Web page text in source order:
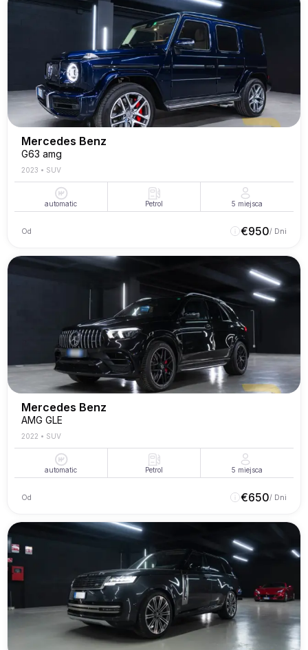
Mercedes Benz
G63 amg
2023 • SUV
automatic Petrol 5 miejsca
Od €950/ Dni
Mercedes Benz
AMG GLE
2022 • SUV
automatic Petrol 5 miejsca
Od €650/ Dni